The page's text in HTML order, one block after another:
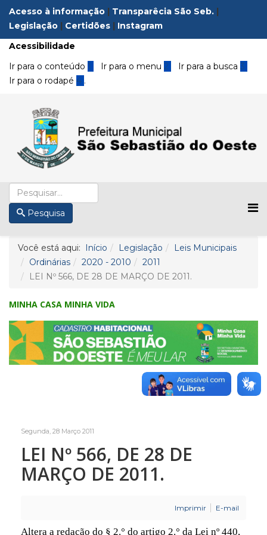
Acesso à informação | Transparêcia São Seb. |
Legislação | Certidões | Instagram
Acessibilidade
Ir para o conteúdo 1 Ir para o menu 2 Ir para a busca3
Ir para o rodapé 4 .
Pesquisa
Você está aqui: Início Legislação
Leis Municipais
Ordinárias
2020 - 2010
2011
LEI Nº 566, DE 28 DE MARÇO DE 2011.
MINHA CASA MINHA VIDA
Segunda, 28 Março 2011
LEI Nº 566, DE 28 DE
MARÇO DE 2011.
Imprimir E-mail
Altera a redação do § 2.° do artigo 2.° da Lei nº 440,